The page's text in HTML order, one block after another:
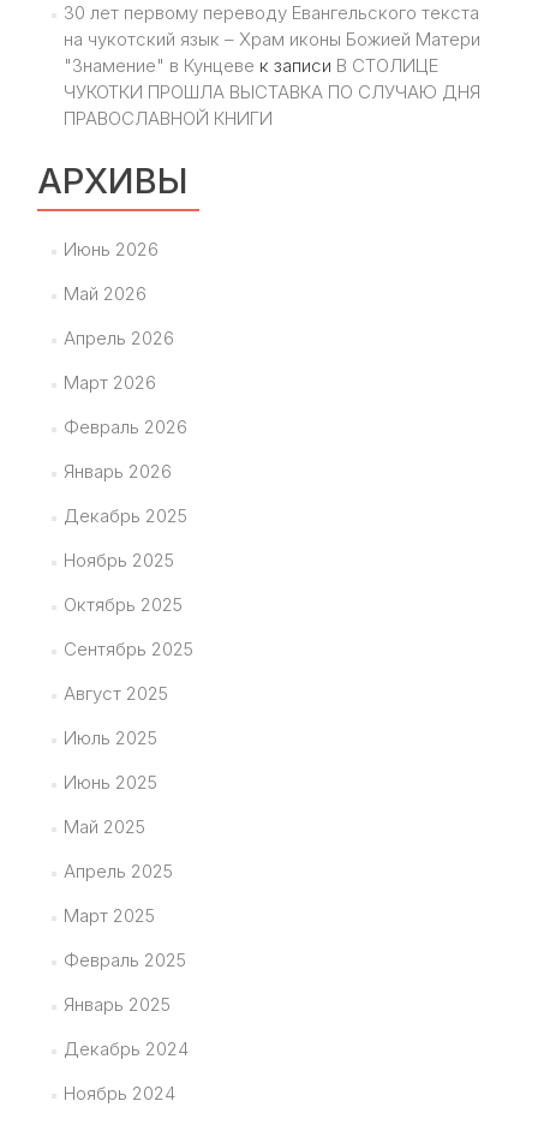
30 лет первому переводу Евангельского текста
на чукотский язык – Храм иконы Божией Матери
"Знамение" в Кунцеве к записи В СТОЛИЦЕ
ЧУКОТКИ ПРОШЛА ВЫСТАВКА ПО СЛУЧАЮ ДНЯ
ПРАВОСЛАВНОЙ КНИГИ
АРХИВЫ
Июнь 2026
Май 2026
Апрель 2026
Март 2026
Февраль 2026
Январь 2026
Декабрь 2025
Ноябрь 2025
Октябрь 2025
Сентябрь 2025
Август 2025
Июль 2025
Июнь 2025
Май 2025
Апрель 2025
Март 2025
Февраль 2025
Январь 2025
Декабрь 2024
Ноябрь 2024